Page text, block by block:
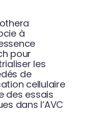
à
pour
les
de
cellulaire
des essais
dans l’AVC